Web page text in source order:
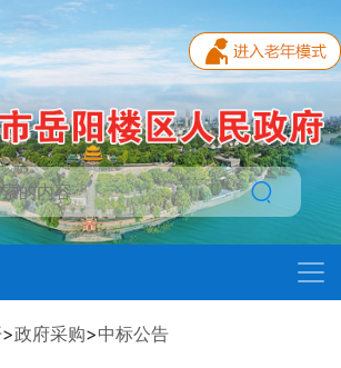
>政府采购>中标公告